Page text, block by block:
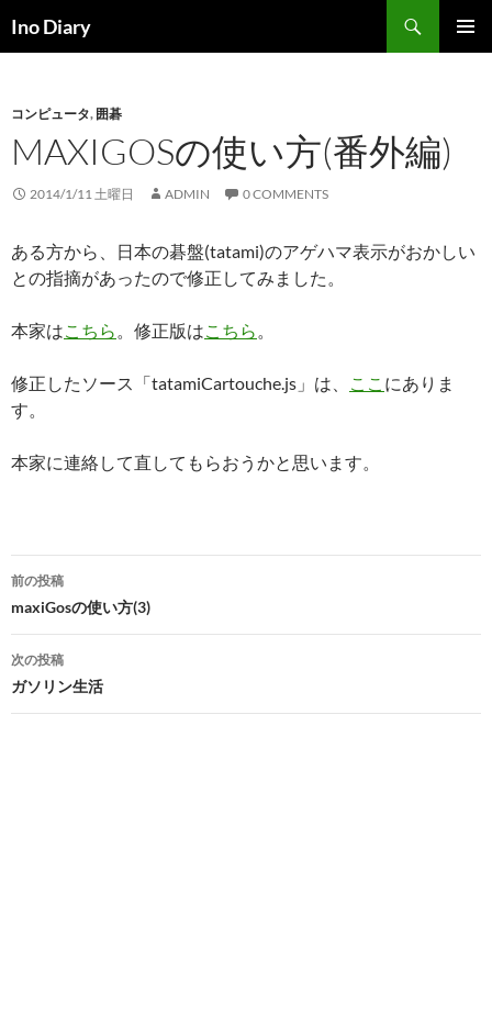
ン
ツ
へ
ス
キ
プ
Ino Diary
索
コンピュータ, 囲碁
MAXIGOSの使い方(番外編)
2014/1/11 土曜日 ADMIN 0 COMMENTS
ある方から、日本の碁盤(tatami)のアゲハマ表示がおかしい
との指摘があったので修正してみました。
本家はこちら 。修正版はこちら 。
修正したソース「tatamiCartouche.js」は、 ここ にありま
す。
本家に連絡して直してもらおうかと思います。
投
稿
ナ
ビ
ゲ
前の投稿
maxiGosの使い方(3)
次の投稿
ガソリン生活